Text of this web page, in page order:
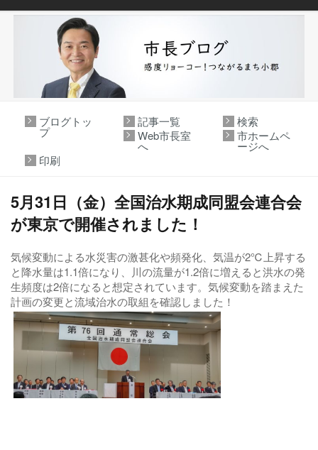
ブログトッ
プ
記事一覧
検索
Web市長室
へ
市ホームペ
ージへ
印刷
5月31日（金）全国治水期成同盟会連合会
が東京で開催されました！
気候変動による水災害の激甚化や頻発化、気温が2℃上昇する
と降水量は1.1倍になり、川の流量が1.2倍に増えると洪水の発
生頻度は2倍になると想定されています。気候変動を踏まえた
計画の変更と流域治水の取組を確認しました！